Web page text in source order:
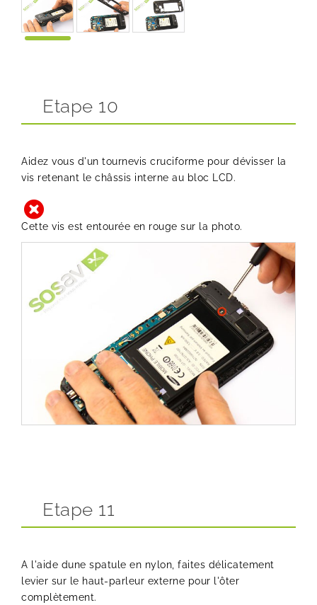
Etape 10
Aidez vous d'un tournevis cruciforme pour dévisser la
vis retenant le châssis interne au bloc LCD.
Cette vis est entourée en rouge sur la photo.
Etape 11
A l'aide dune spatule en nylon, faites délicatement
levier sur le haut-parleur externe pour l'ôter
complètement.